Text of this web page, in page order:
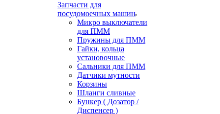
Запчасти для
посудомоечных машин
Микро выключатели
для ПММ
Пружины для ПММ
Гайки, кольца
установочные
Сальники для ПММ
Датчики мутности
Корзины
Шланги сливные
Бункер ( Дозатор /
Диспенсер )